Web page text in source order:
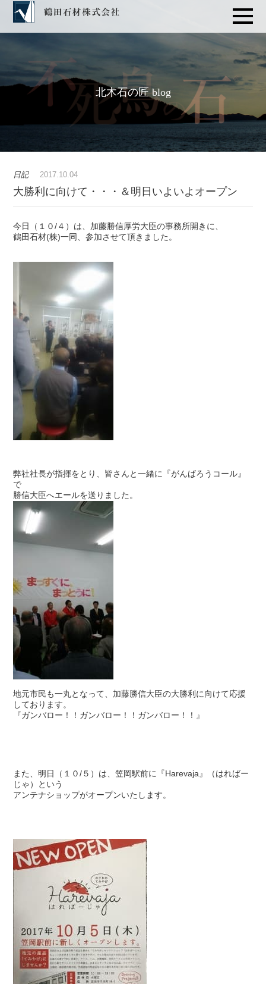
北木石の匠 blog
日記 2017.10.04
大勝利に向けて・・・＆明日いよいよオープン
今日（１０/４）は、加藤勝信厚労大臣の事務所開きに、
鶴田石材(株)一同、参加させて頂きました。
弊社社長が指揮をとり、皆さんと一緒に『がんばろうコール』
で
勝信大臣へエールを送りました。
地元市民も一丸となって、加藤勝信大臣の大勝利に向けて応援
しております。
『ガンバロー！！ガンバロー！！ガンバロー！！』
また、明日（１０/５）は、笠岡駅前に『Harevaja』（はればー
じゃ）という
アンテナショップがオープンいたします。